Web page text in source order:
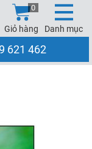
Giỏ hàng
0
Danh mục
621 462